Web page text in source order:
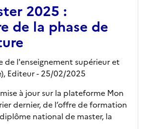
2025 :
de la phase de
de l'enseignement supérieur et
Editeur- 25/02/2025
à jour sur la plateforme Mon
dernier, de l’offre de formation
national de master, la